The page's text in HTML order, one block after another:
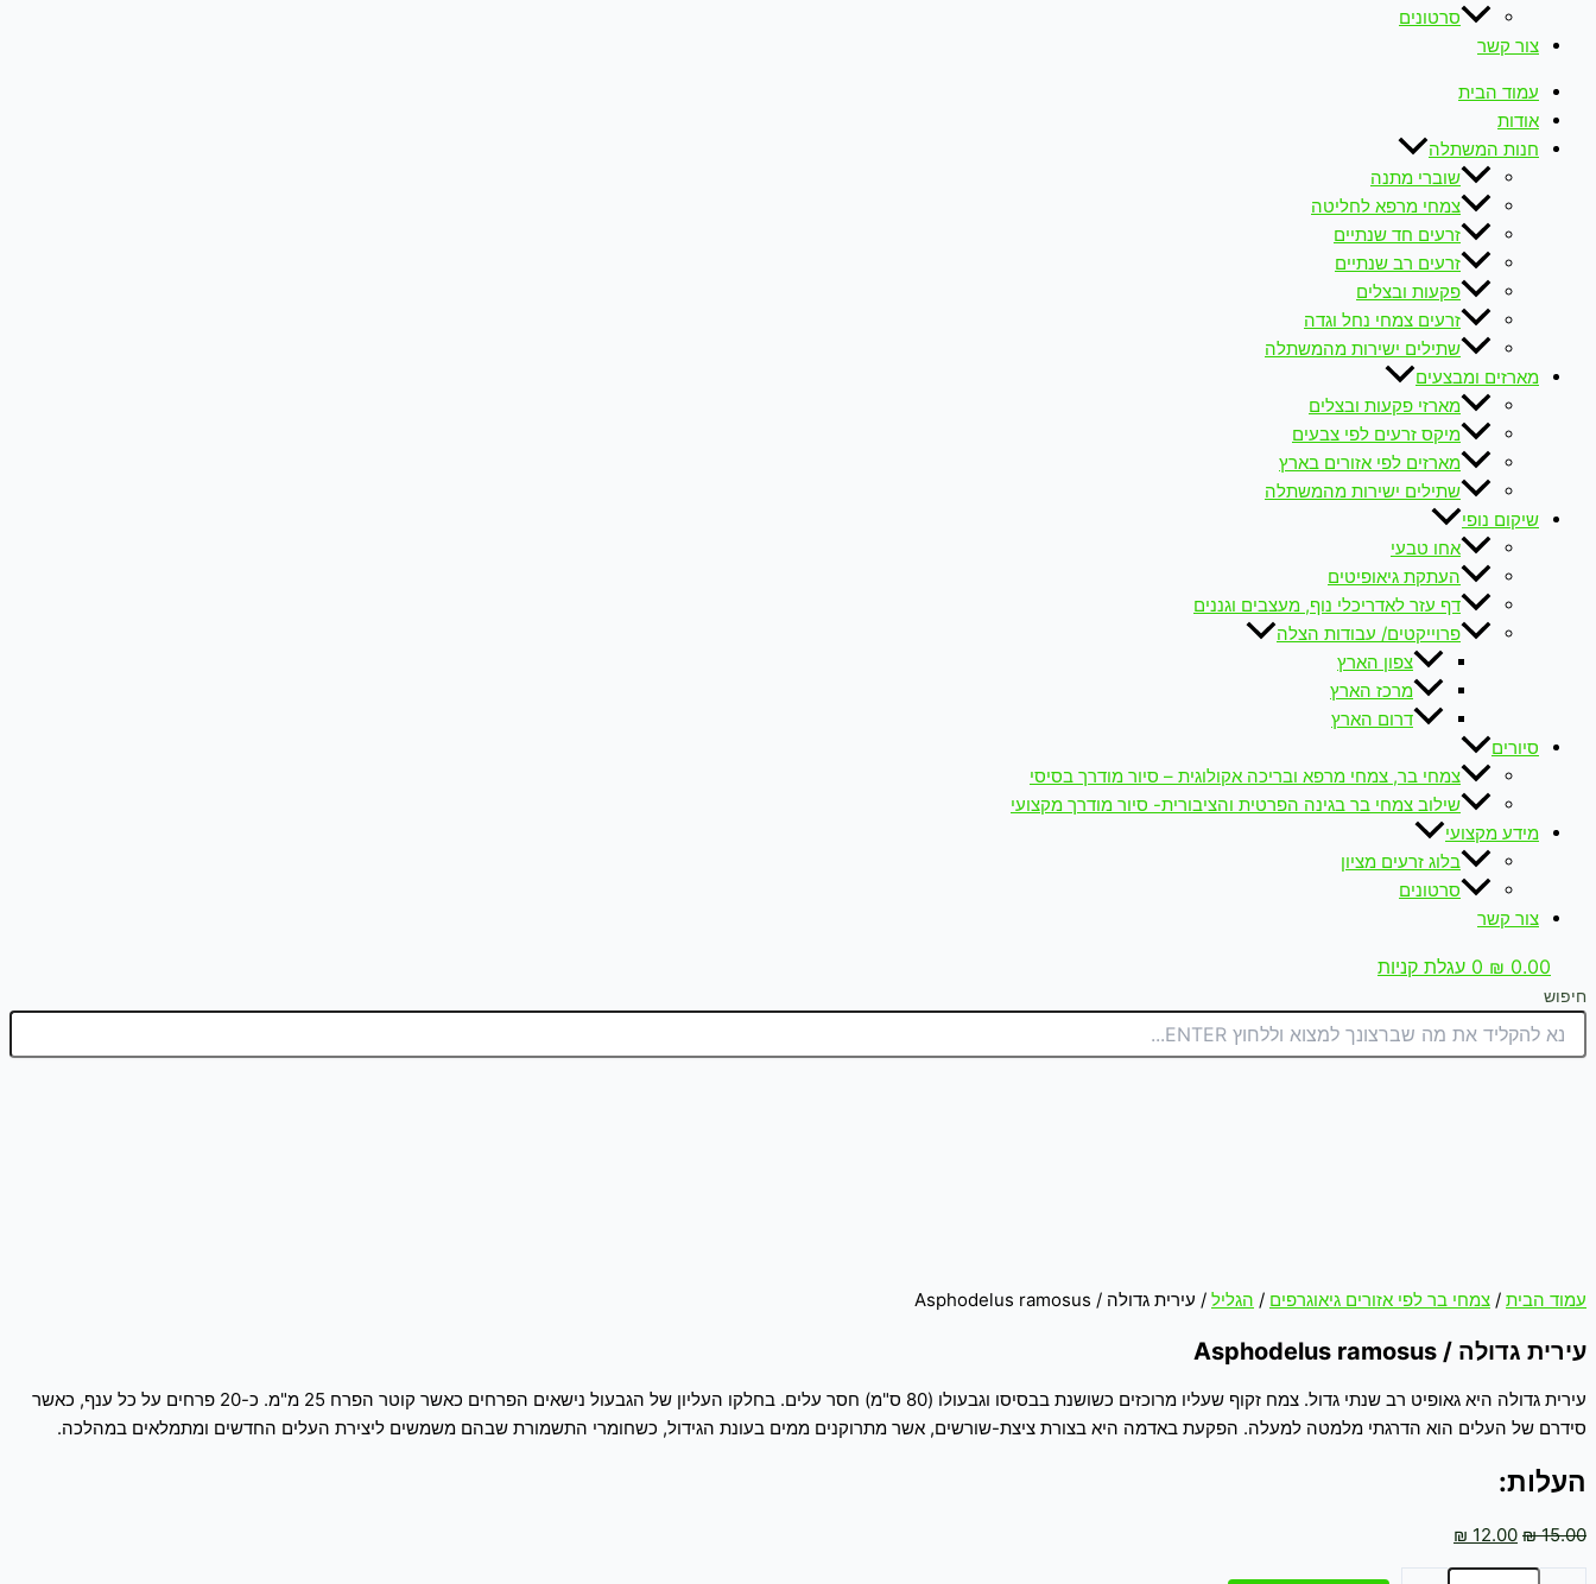
סרטונים
צור קשר
עמוד הבית
אודות
חנות המשתלה
שוברי מתנה
צמחי מרפא לחליטה
זרעים חד שנתיים
זרעים רב שנתיים
פקעות ובצלים
זרעים צמחי נחל וגדה
שתילים ישירות מהמשתלה
מארזים ומבצעים
מארזי פקעות ובצלים
מיקס זרעים לפי צבעים
מארזים לפי אזורים בארץ
שתילים ישירות מהמשתלה
שיקום נופי
אחו טבעי
העתקת גיאופיטים
דף עזר לאדריכלי נוף, מעצבים וגננים
פרוייקטים/ עבודות הצלה
צפון הארץ
מרכז הארץ
דרום הארץ
סיורים
צמחי בר, צמחי מרפא ובריכה אקולוגית – סיור מודרך בסיסי
שילוב צמחי בר בגינה הפרטית והציבורית- סיור מודרך מקצועי
מידע מקצועי
בלוג זרעים מציון
סרטונים
צור קשר
₪ 0.00
0 עגלת קניות
חיפוש
עמוד הבית / צמחי בר לפי אזורים גיאוגרפים / הגליל / עירית גדולה / Asphodelus ramosus
עירית גדולה / Asphodelus ramosus
עירית גדולה היא גאופיט רב שנתי גדול. צמח זקוף שעליו מרוכזים כשושנת בבסיסו וגבעולו (80 ס"מ) חסר עלים. בחלקו העליון של הגבעול נישאים הפרחים כאשר קוטר הפרח 25 מ"מ. כ-20 פרחים על כל ענף, כאשר
סידרם של העלים הוא הדרגתי מלמטה למעלה. הפקעת באדמה היא בצורת ציצת-שורשים, אשר מתרוקנים ממים בעונת הגידול, כשחומרי התשמורת שבהם משמשים ליצירת העלים החדשים ומתמלאים במהלכה.
העלות:
₪15.00
₪ 12.00